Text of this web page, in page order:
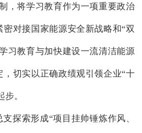
，将学习教育作为一项重要政治
对接国家能源安全新战略和“双
习教育与加快建设一流清洁能源
，切实以正确政绩观引领企业“十
。
探索形成“项目挂帅锤炼作风、